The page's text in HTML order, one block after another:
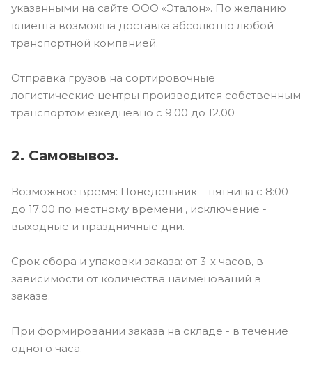
указанными на сайте ООО «Эталон». По желанию
клиента возможна доставка абсолютно любой
транспортной компанией.
Отправка грузов на сортировочные
логистические центры производится собственным
транспортом ежедневно с 9.00 до 12.00
2. Самовывоз.
Возможное время: Понедельник – пятница с 8:00
до 17:00 по местному времени , исключение -
выходные и праздничные дни.
Срок сбора и упаковки заказа: от 3-х часов, в
зависимости от количества наименований в
заказе.
При формировании заказа на складе - в течение
одного часа.